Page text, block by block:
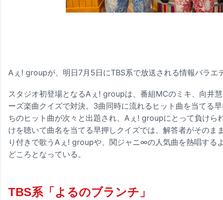
Aぇ! groupが、明日7月5日にTBS系で放送される情報バラエ
スタジオ初登場となるAぇ! groupは、番組MCのミキ、向井
ーズ楽曲クイズで対決。3曲同時に流れるヒット曲を当てる
ちのヒット曲が次々と出題され、Aぇ! groupにとって負けら
けを聴いて曲名を当てる早押しクイズでは、解答者がそのま
り付きで歌うAぇ! groupや、関ジャニ∞の人気曲を熱唱する
どころとなっている。
TBS系「よるのブランチ」